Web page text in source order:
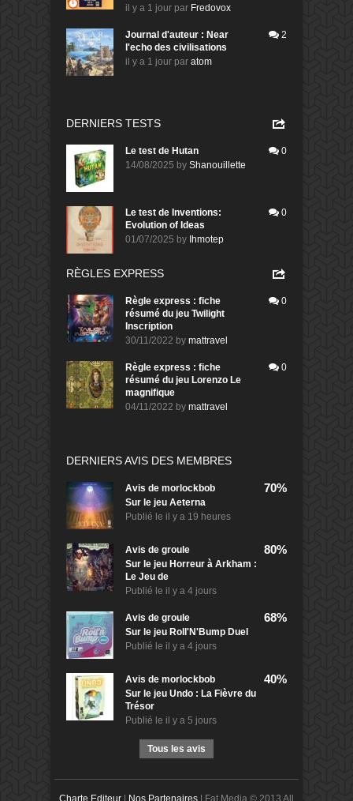
il y a 1 jour par Fredovox
Journal d'auteur : Near
l'echo des civilisations
il y a 1 jour par atom
2
DERNIERS TESTS
Le test de Hutan
14/08/2025 by Shanouillette
0
Le test de Inventions:
Evolution of Ideas
01/07/2025 by Ihmotep
0
RÈGLES EXPRESS
Règle express : fiche
résumé du jeu Twilight
Inscription
30/11/2022 by mattravel
0
Règle express : fiche
résumé du jeu Lorenzo Le
magnifique
04/11/2022 by mattravel
0
DERNIERS AVIS DES MEMBRES
Avis de morlockbob
Sur le jeu Aeterna
Publié le il y a 19 heures
70%
Avis de groule
Sur le jeu Horreur à Arkham :
Le Jeu de
Publié le il y a 4 jours
80%
Avis de groule
Sur le jeu Roll'N'Bump Duel
Publié le il y a 4 jours
68%
Avis de morlockbob
Sur le jeu Undo : La Fièvre du
Trésor
Publié le il y a 5 jours
40%
Tous les avis
Charte Editeur | Nos Partenaires | Fat Media © 2013 All